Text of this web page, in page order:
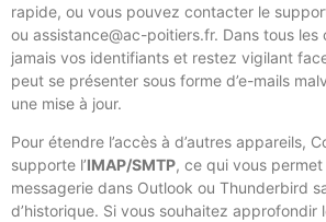
rapide, ou vous pouvez contacter le
ou assistance@ac-poitiers.fr. Dans tous les
jamais vos identifiants et restez vigilant
peut se présenter sous forme d’e-mails
une mise à jour.
Pour étendre l’accès à d’autres appareils,
supporte l’IMAP/SMTP, ce qui vous permet
messagerie dans Outlook ou Thunderbird
d’historique. Si vous souhaitez approfondir